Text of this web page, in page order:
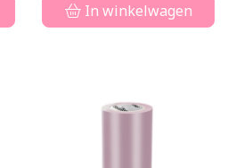
In winkelwagen